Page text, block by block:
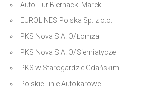
Auto-Tur Biernacki Marek
EUROLINES Polska Sp. z o.o.
PKS Nova S.A. O/Łomża
PKS Nova S.A. O/Siemiatycze
PKS w Starogardzie Gdańskim
Polskie Linie Autokarowe